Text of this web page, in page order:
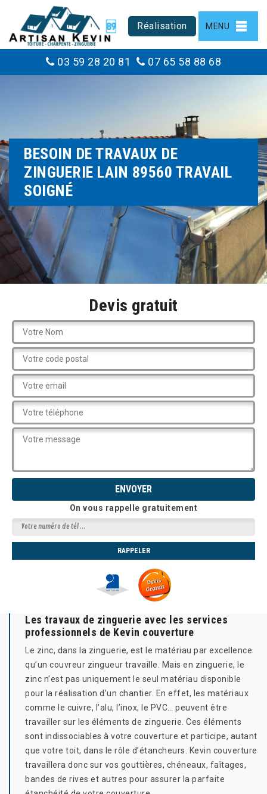
Réalisation MENU
03 59 28 20 81 07 65 58 88 68
BESOIN DE TRAVAUX DE
ZINGUERIE LAIN 89560 TRAVAIL
SOIGNÉ
Devis gratuit
On vous rappelle gratuitement
Les travaux de zinguerie avec les services
professionnels de Kevin couverture
Le zinc, dans la zinguerie, est le matériau par excellence
qu’un couvreur zingueur travaille. Mais en zinguerie, le
zinc n’est pas uniquement le seul matériau disponible
pour la réalisation d’un chantier. En effet, les matériaux
comme le cuivre, l’alu, l’inox, le PVC… peuvent être
travailler sur les éléments de zinguerie. Ces éléments
sont indissociables à votre couverture et participe, autant
que votre toit, dans le rôle d’étancheurs. Kevin couverture
travaillera donc sur vos gouttières, chéneaux, faîtages,
bandes de rives et autres pour assurer la parfaite